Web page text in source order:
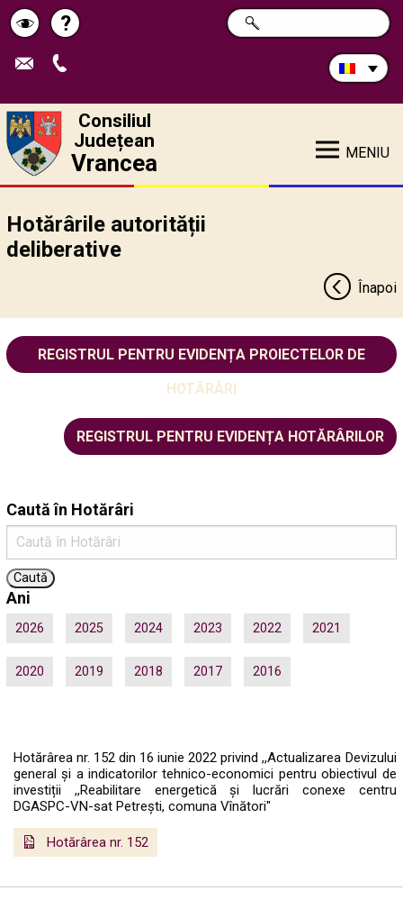
Schimbă
contrastul
Pagina
de
?
Caută
în
CAUTĂ
Consiliul
Județean
Vrancea MENIU
Hotărârile autorității
deliberative
Înapoi
REGISTRUL PENTRU EVIDENȚA PROIECTELOR DE
HOTĂRÂRI
REGISTRUL PENTRU EVIDENȚA HOTĂRÂRILOR
Caută în Hotărâri
Ani
2026 2025 2024 2023 2022 2021
2020 2019 2018 2017 2016
Hotărârea nr. 152 din 16 iunie 2022 privind ,,Actualizarea Devizului
general și a indicatorilor tehnico-economici pentru obiectivul de
investiții ,,Reabilitare energetică și lucrări conexe centru
DGASPC-VN-sat Petrești, comuna Vînători"
Hotărârea nr. 152